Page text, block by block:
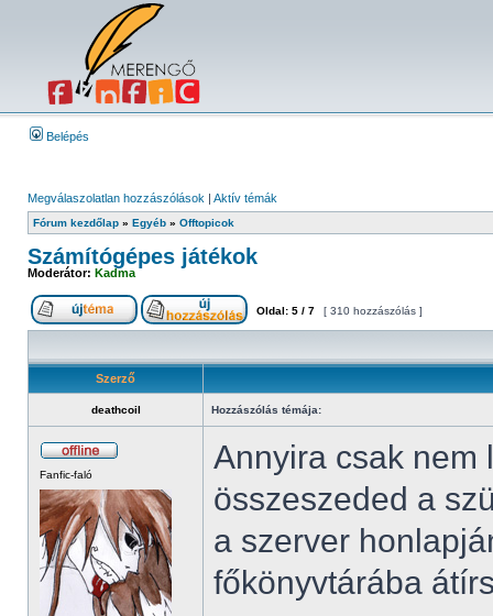
Belépés
Megválaszolatlan hozzászólások | Aktív témák
Fórum kezdőlap » Egyéb » Offtopicok
Számítógépes játékok
Moderátor: Kadma
Oldal: 5 / 7 [ 310 hozzászólás ]
Szerző
deathcoil Hozzászólás témája:
Fanfic-faló
Annyira csak nem
összeszeded a
a szerver
főkönyvtárába